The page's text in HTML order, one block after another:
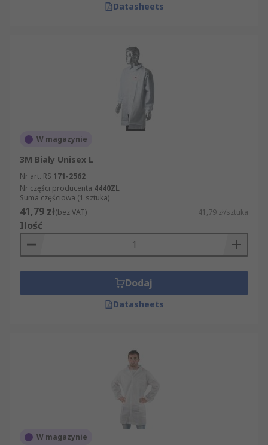
Datasheets
W magazynie
3M Biały Unisex L
Nr art. RS 171-2562
Nr części producenta 4440ZL
Suma częściowa (1 sztuka)
41,79 zł(bez VAT) 41,79 zł/sztuka
Ilość
Dodaj
Datasheets
W magazynie